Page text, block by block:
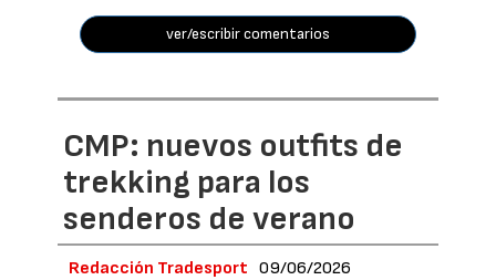
ver/escribir comentarios
CMP: nuevos outfits de
trekking para los
senderos de verano
Redacción Tradesport 09/06/2026